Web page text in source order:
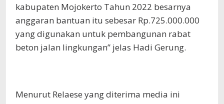
kabupaten Mojokerto Tahun 2022 besarnya
anggaran bantuan itu sebesar Rp.725.000.000
yang digunakan untuk pembangunan rabat
beton jalan lingkungan” jelas Hadi Gerung.
Menurut Relaese yang diterima media ini